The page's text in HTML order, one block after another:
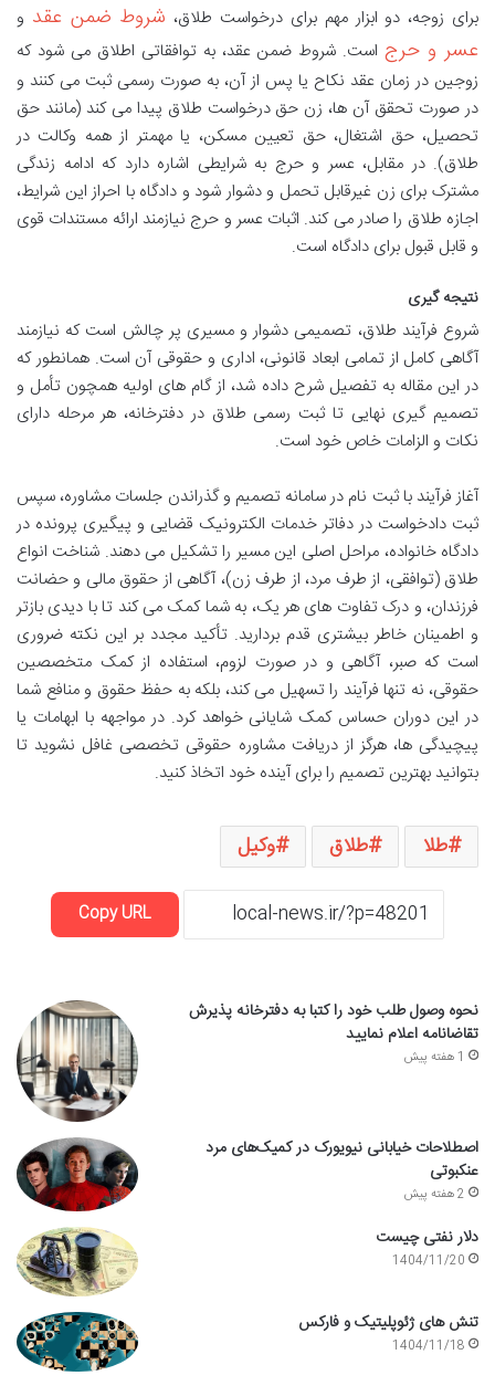
برای زوجه، دو ابزار مهم برای درخواست طلاق، شروط ضمن عقد و
عسر و حرجاست. شروط ضمن عقد، به توافقاتی اطلاق می شود که
زوجین در زمان عقد نکاح یا پس از آن، به صورت رسمی ثبت می کنند و
در صورت تحقق آن ها، زن حق درخواست طلاق پیدا می کند (مانند حق
تحصیل، حق اشتغال، حق تعیین مسکن، یا مهمتر از همه وکالت در
طلاق). در مقابل، عسر و حرج به شرایطی اشاره دارد که ادامه زندگی
مشترک برای زن غیرقابل تحمل و دشوار شود و دادگاه با احراز این شرایط،
اجازه طلاق را صادر می کند. اثبات عسر و حرج نیازمند ارائه مستندات قوی
و قابل قبول برای دادگاه است.
نتیجه گیری
شروع فرآیند طلاق، تصمیمی دشوار و مسیری پر چالش است که نیازمند
آگاهی کامل از تمامی ابعاد قانونی، اداری و حقوقی آن است. همانطور که
در این مقاله به تفصیل شرح داده شد، از گام های اولیه همچون تأمل و
تصمیم گیری نهایی تا ثبت رسمی طلاق در دفترخانه، هر مرحله دارای
نکات و الزامات خاص خود است.
آغاز فرآیند با ثبت نام در سامانه تصمیم و گذراندن جلسات مشاوره، سپس
ثبت دادخواست در دفاتر خدمات الکترونیک قضایی و پیگیری پرونده در
دادگاه خانواده، مراحل اصلی این مسیر را تشکیل می دهند. شناخت انواع
طلاق (توافقی، از طرف مرد، از طرف زن)، آگاهی از حقوق مالی و حضانت
فرزندان، و درک تفاوت های هر یک، به شما کمک می کند تا با دیدی بازتر
و اطمینان خاطر بیشتری قدم بردارید. تأکید مجدد بر این نکته ضروری
است که صبر، آگاهی و در صورت لزوم، استفاده از کمک متخصصین
حقوقی، نه تنها فرآیند را تسهیل می کند، بلکه به حفظ حقوق و منافع شما
در این دوران حساس کمک شایانی خواهد کرد. در مواجهه با ابهامات یا
پیچیدگی ها، هرگز از دریافت مشاوره حقوقی تخصصی غافل نشوید تا
بتوانید بهترین تصمیم را برای آینده خود اتخاذ کنید.
طلا طلاق وکیل
Copy URL
نحوه وصول طلب خود را کتبا به دفترخانه پذیرش
تقاضانامه اعلام نمایید
1 هفته پیش
اصطلاحات خیابانی نیویورک در کمیک‌های مرد
عنکبوتی
2 هفته پیش
دلار نفتی چیست
1404/11/20
تنش های ژئوپلیتیک و فارکس
1404/11/18